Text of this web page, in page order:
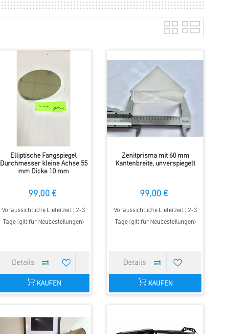
Elliptische Fangspiegel
Durchmesser kleine Achse 55
mm Dicke 10 mm
99,00 €
Voraussichtliche Lieferzeit : 2-3
Tage (gilt für Neubestellungen)
KAUFEN
Zenitprisma mit 60 mm
Kantenbreite, unverspiegelt
99,00 €
Voraussichtliche Lieferzeit : 2-3
Tage (gilt für Neubestellungen)
KAUFEN